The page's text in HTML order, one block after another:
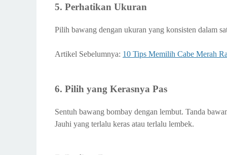
5. Perhatikan Ukuran
Pilih bawang dengan ukuran yang konsisten dalam
Artikel Sebelumnya: 10 Tips Memilih Cabe Merah
6. Pilih yang Kerasnya Pas
Sentuh bawang bombay dengan lembut. Tanda
Jauhi yang terlalu keras atau terlalu lembek.